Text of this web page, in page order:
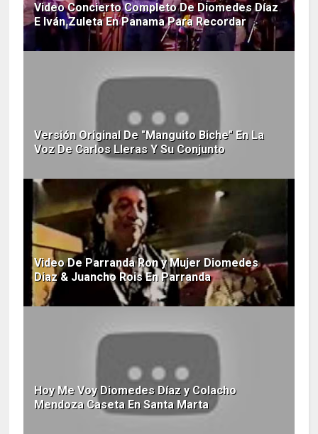
Video Concierto Completo De Diomedes Díaz
E Iván Zuleta En Panama Para Recordar
Versión Original De "Manguito Biche" En La
Voz De Carlos Lleras Y Su Conjunto
Video De Parranda Ron y Mujer Diomedes
Diaz & Juancho Rois En Parranda
Hoy Me Voy Diomedes Díaz y Colacho
Mendoza Caseta En Santa Marta